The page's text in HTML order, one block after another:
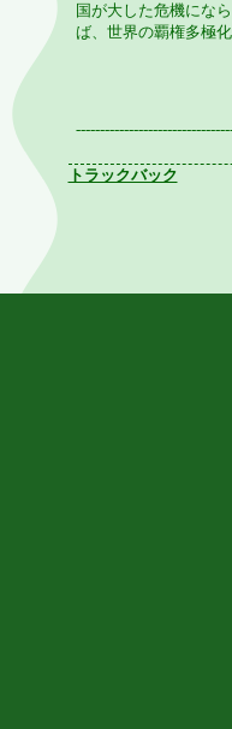
国が大した危機にな
ば、世界の覇権多極
トラックバック